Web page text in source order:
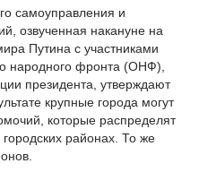
самоуправления и
озвученная накануне на
Путина с участниками
народного фронта (ОНФ),
президента, утверждают
крупные города могут
которые распределят
районах. То же